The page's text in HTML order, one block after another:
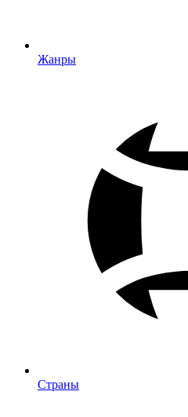
Жанры
Страны